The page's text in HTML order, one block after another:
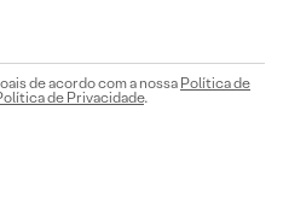
de acordo com a nossa Política de
de Privacidade.